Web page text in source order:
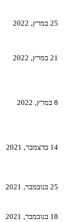
25 במרץ,‏ 2022
21 במרץ,‏ 2022
8 במרץ,‏ 2022
14 בדצמבר,‏ 2021
25 בנובמבר,‏ 2021
18 בנובמבר,‏ 2021